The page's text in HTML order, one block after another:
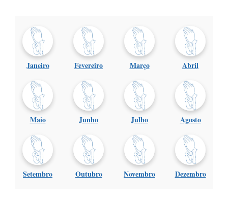
Janeiro Fevereiro Março Abril
Maio Junho Julho Agosto
Setembro Outubro Novembro Dezembro